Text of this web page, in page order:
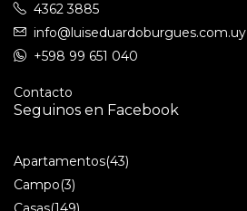
4362 3885
info@luiseduardoburgues.com.uy
+598 99 651 040
Contacto
Seguinos en Facebook
Apartamentos(43)
Campo(3)